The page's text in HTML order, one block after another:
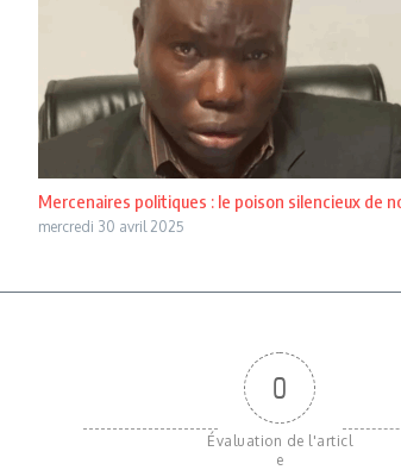
Mercenaires politiques : le poison silencieux de
mercredi 30 avril 2025
0
Évaluation de l'articl
e